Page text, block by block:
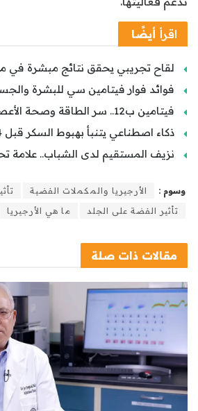
اقرأ أيضًا
لقاح تجريبي يحقق نتائج مبشرة في
فوائد فوار فيتامين سي للبشرة
فيتامين ب12.. سر الطاقة وصحة الأعصاب
ذكاء اصطناعي يتنبأ بهبوط السكر قبل 24 ساعة
نزيف المستقيم لدى الشباب.. علامة
وسوم : الأرجيريا والمكملات الفضية
تأثير الفضة على الجلد
ما هي الأرجيريا
مقالات ذات صلة